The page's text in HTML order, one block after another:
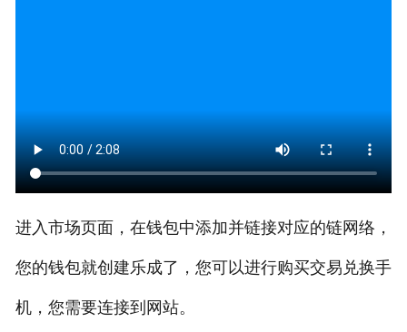
进入市场页面，在钱包中添加并链接对应的链网络，
您的钱包就创建乐成了，您可以进行购买交易兑换手
机，您需要连接到网站。